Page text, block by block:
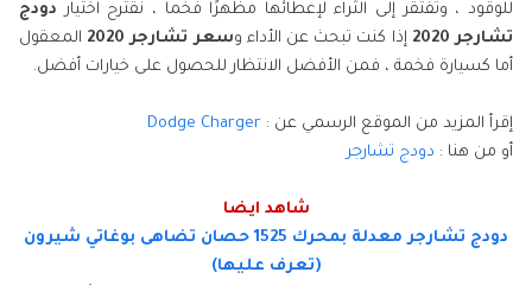
للوقود ، وتفتقر إلى الثراء لإعطائها مظهرًا فخما ، نقترح اختيار دودج
تشارجر 2020
إذا كنت تبحث عن الأداء وسعر تشارجر 2020
المعقول
أما كسيارة فخمة ، فمن الأفضل الانتظار للحصول على خيارات أفضل.
إقرأ المزيد من الموقع الرسمي عن : Dodge Charger
أو من هنا : دودج تشارجر
شاهد ايضا
دودج تشارجر معدلة بمحرك 1525 حصان تضاهى بوغاتي شيرون
(تعرف عليها)